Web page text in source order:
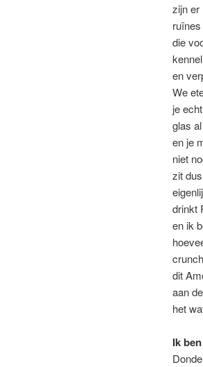
zijn er
die
en
We
je
glas
en je
niet
zit
drinkt
en ik
dit
aan
het
Ik